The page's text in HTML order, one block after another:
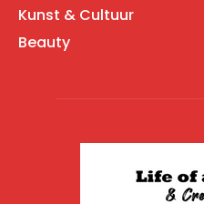
Kunst & Cultuur
Beauty